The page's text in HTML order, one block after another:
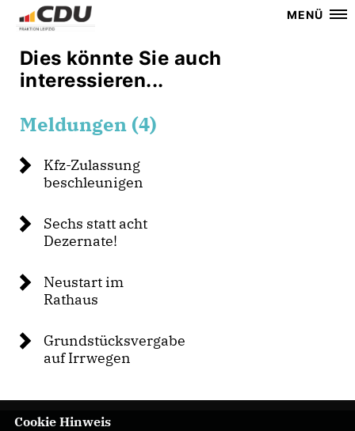
MENÜ
Dies könnte Sie auch
interessieren...
Meldungen (4)
Kfz-Zulassung
beschleunigen
Sechs statt acht
Dezernate!
Neustart im
Rathaus
Grundstücksvergabe
auf Irrwegen
Cookie Hinweis